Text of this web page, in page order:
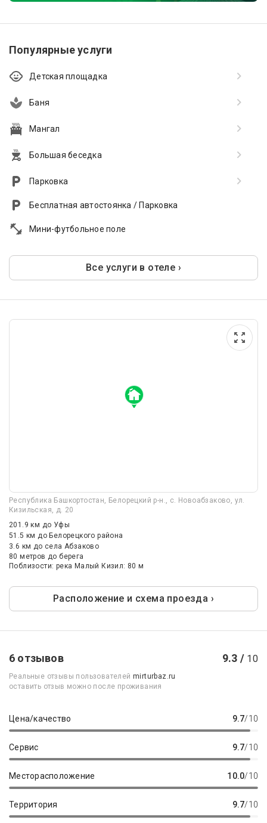
Популярные услуги
Детская площадка
Баня
Мангал
Большая беседка
Парковка
Бесплатная автостоянка / Парковка
Мини-футбольное поле
Все услуги в отеле ›
Республика Башкортостан, Белорецкий р-н., с. Новоабзаково, ул.
Кизильская, д. 20
201.9 км до Уфы
51.5 кмдо Белорецкого района
3.6 км до села Абзаково
80 метров до берега
Поблизости: река Малый Кизил: 80 м
Расположение и схема проезда ›
6 отзывов 9.3 / 10
Реальные отзывы пользователейmirturbaz.ru
оставить отзыв можно после проживания
Цена/качество 9.7/10
Сервис 9.7/10
Месторасположение 10.0/10
Территория 9.7/10